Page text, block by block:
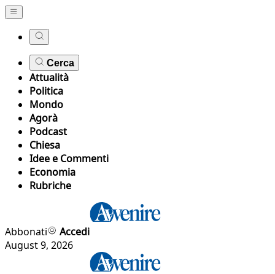
Cerca
Attualità
Politica
Mondo
Agorà
Podcast
Chiesa
Idee e Commenti
Economia
Rubriche
Abbonati
Accedi
August 9, 2026